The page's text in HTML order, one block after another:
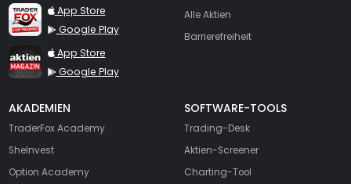
TraderFox Live Trading
App Store
Google Play
TraderFox aktien Magazin
App Store
Google Play
Alle Aktien
Barrierefreiheit
AKADEMIEN
TraderFox Academy
SheInvest
Option Academy
SOFTWARE-TOOLS
Trading-Desk
Aktien-Screener
Charting-Tool